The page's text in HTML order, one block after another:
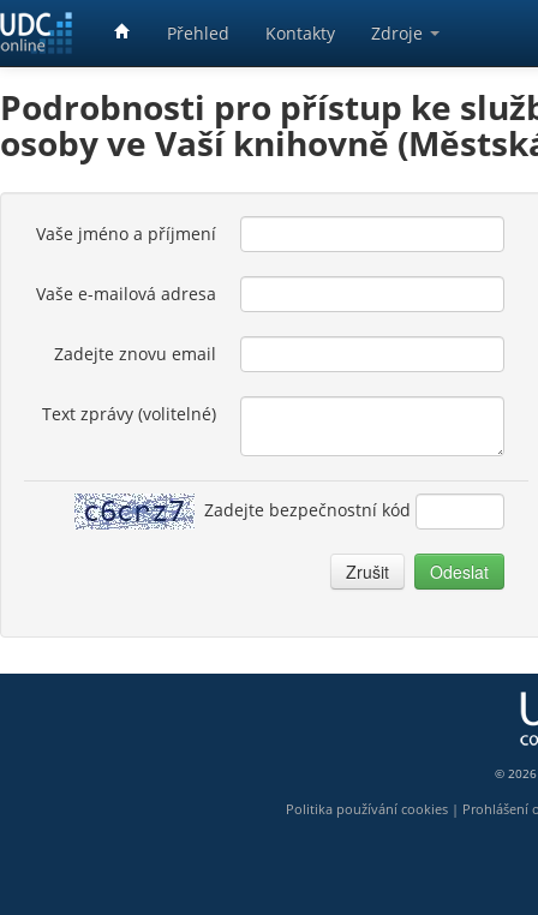
Přehled Kontakty Zdroje
Podrobnosti pro přístup ke
osoby ve Vaší knihovně
Vaše jméno a příjmení
Vaše e-mailová adresa
Zadejte znovu email
Text zprávy (volitelné)
Zadejte bezpečnostní kód
Zrušit Odeslat
© 2026
Politika používání cookies| Prohlášení